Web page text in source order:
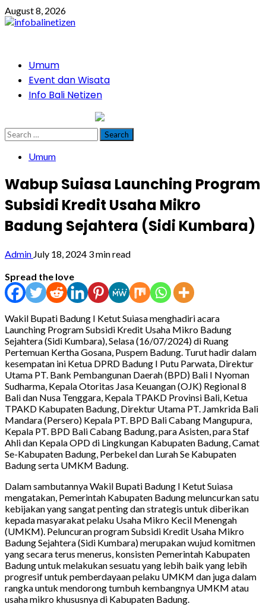
Skip
to
August 8, 2026
PrimaryUmum
Event dan Wisata
Info Bali Netizen
Search
for:
Umum
Wabup Suiasa Launching Program
Subsidi Kredit Usaha Mikro
Badung Sejahtera (Sidi Kumbara)
Admin July 18, 2024 3 min read
Spread the love
Wakil Bupati Badung I Ketut Suiasa menghadiri acara
Launching Program Subsidi Kredit Usaha Mikro Badung
Sejahtera (Sidi Kumbara), Selasa (16/07/2024) di Ruang
Pertemuan Kertha Gosana, Puspem Badung. Turut hadir dalam
kesempatan ini Ketua DPRD Badung I Putu Parwata, Direktur
Utama PT. Bank Pembangunan Daerah (BPD) Bali I Nyoman
Sudharma, Kepala Otoritas Jasa Keuangan (OJK) Regional 8
Bali dan Nusa Tenggara, Kepala TPAKD Provinsi Bali, Ketua
TPAKD Kabupaten Badung, Direktur Utama PT. Jamkrida Bali
Mandara (Persero) Kepala PT. BPD Bali Cabang Mangupura,
Kepala PT. BPD Bali Cabang Badung, para Asisten, para Staf
Ahli dan Kepala OPD di Lingkungan Kabupaten Badung, Camat
Se-Kabupaten Badung, Perbekel dan Lurah Se Kabupaten
Badung serta UMKM Badung.
Dalam sambutannya Wakil Bupati Badung I Ketut Suiasa
mengatakan, Pemerintah Kabupaten Badung meluncurkan satu
kebijakan yang sangat penting dan strategis untuk diberikan
kepada masyarakat pelaku Usaha Mikro Kecil Menengah
(UMKM). Peluncuran program Subsidi Kredit Usaha Mikro
Badung Sejahtera (Sidi Kumbara) merupakan wujud komitmen
yang secara terus menerus, konsisten Pemerintah Kabupaten
Badung untuk melakukan sesuatu yang lebih baik yang lebih
progresif untuk pemberdayaan pelaku UMKM dan juga dalam
rangka untuk mendorong tumbuh kembangnya UMKM atau
usaha mikro khususnya di Kabupaten Badung.